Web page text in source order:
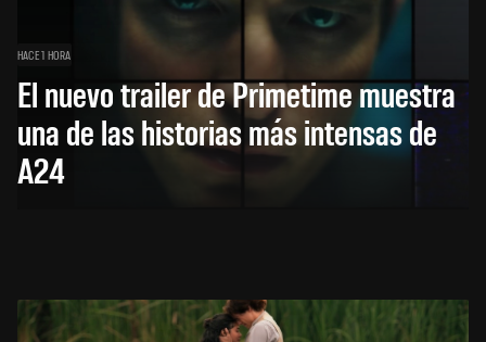
HACE 1 HORA
El nuevo trailer de Primetime muestra
una de las historias más intensas de
A24